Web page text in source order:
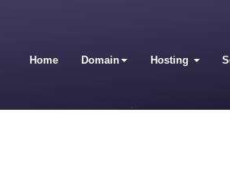
Home Domain Hosting